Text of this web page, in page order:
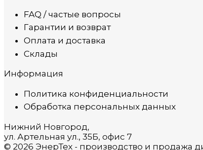
FAQ / частые вопросы
Гарантии и возврат
Оплата и доставка
Склады
Информация
Политика конфиденциальности
Обработка персональных данных
Нижний Новгород,
ул. Артельная ул., 35Б, офис 7
© 2026 ЭнерТех - производство и продажа